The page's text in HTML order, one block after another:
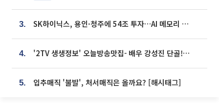
3. SK하이닉스, 용인·청주에 54조 투자…AI 메모리 생산기지 키운다
4. '2TV 생생정보' 오늘방송맛집- 배우 강성진 단골! 쌀국수ㆍ푸팟퐁 커리 맛집 '블○○○'
5. 입추매직 '불발', 처서매직은 올까요? [해시태그]